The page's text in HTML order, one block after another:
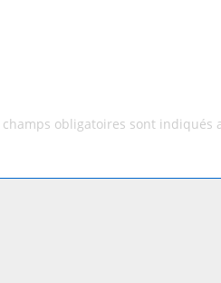
champs obligatoires sont indiqués